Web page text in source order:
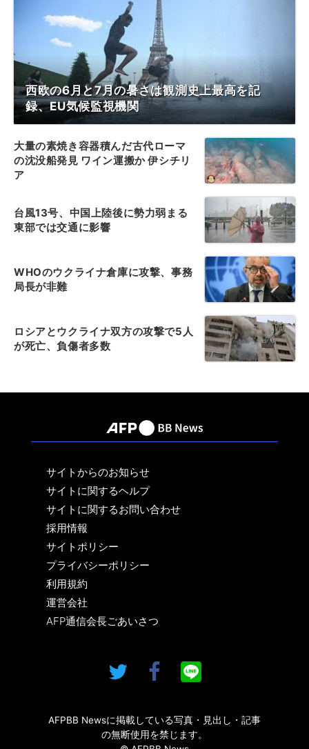
西欧の6月と7月の暑さは観測史上最高を記
録、EU気候監視機関
大量の素焼き容器積んだ古代ローマ
の沈没船発見 ワイン運搬か 伊シチリ
ア
台風13号、中国上陸後に勢力弱まる
東部では交通に影響
WHOのウクライナ倉庫に攻撃、事務
局長が非難
ロシアとウクライナ双方の攻撃で5人
が死亡、負傷者多数
サイトからのお知らせ
サイトに関するヘルプ
サイトに関するお問い合わせ
採用情報
サイトポリシー
プライバシーポリシー
利用規約
運営会社
AFP通信会長ごあいさつ
AFPBB Newsに掲載している写真・見出し・記事
の無断使用を禁じます。